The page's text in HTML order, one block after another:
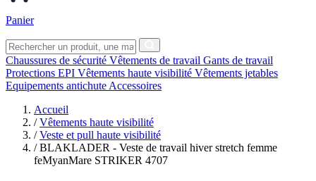
Panier
Chaussures de sécurité Vêtements de travail Gants de travail
Protections EPI Vêtements haute visibilité Vêtements jetables
Equipements antichute Accessoires
Accueil
/ Vêtements haute visibilité
/ Veste et pull haute visibilité
/ BLAKLADER - Veste de travail hiver stretch femme
feMyanMare STRIKER 4707